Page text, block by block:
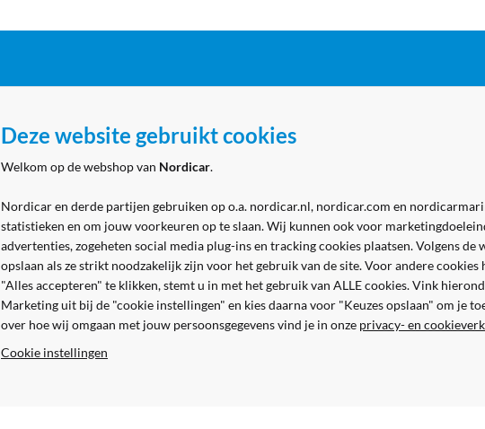
Nordicar Marine - winkel
Nordicar Marine - werkplaats
Locatie & contact
Deze website gebruikt cookies
Welkom op de webshop van Nordicar.
Nordicar en derde partijen gebruiken op o.a. nordicar.nl, nordicar.com en
statistieken en om jouw voorkeuren op te slaan. Wij kunnen ook voor
advertenties, zogeheten social media plug-ins en tracking cookies plaatsen. Volgens de
opslaan als ze strikt noodzakelijk zijn voor het gebruik van de site. Voor andere
"Alles accepteren" te klikken, stemt u in met het gebruik van ALLE cookies. Vink
Marketing uit bij de "cookie instellingen" en kies daarna voor "Keuzes opslaan" om je
over hoe wij omgaan met jouw persoonsgegevens vind je in onze privacy- en
Cookie instellingen